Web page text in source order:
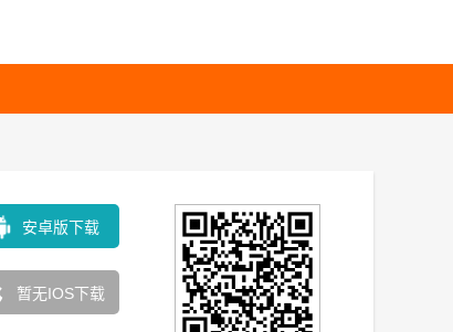
安卓版下载
暂无IOS下载